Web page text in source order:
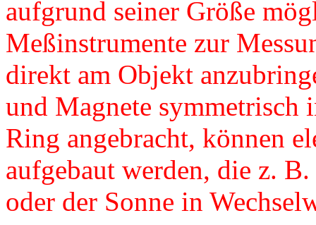
aufgrund seiner Größe
Meßinstrumente zur
direkt am Objekt
und Magnete symmetrisch
Ring angebracht, können
aufgebaut werden, die z.
oder der Sonne in